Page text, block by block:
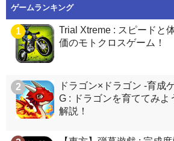
ゲームランキング
1
Trial Xtreme : スピードと
価のモトクロスゲーム！
2
ドラゴン×ドラゴン -育成
G : ドラゴンを育ててみよ
解説！